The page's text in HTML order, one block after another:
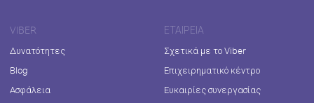
VIBER
Δυνατότητες
Blog
Ασφάλεια
ΕΤΑΙΡΕΊΑ
Σχετικά με το Viber
Επιχειρηματικό κέντρο
Ευκαιρίες συνεργασίας